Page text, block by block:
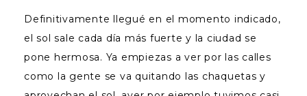
Definitivamente llegué en el momento indicado,
el sol sale cada día más fuerte y la ciudad se
pone hermosa. Ya empiezas a ver por las calles
como la gente se va quitando las chaquetas y